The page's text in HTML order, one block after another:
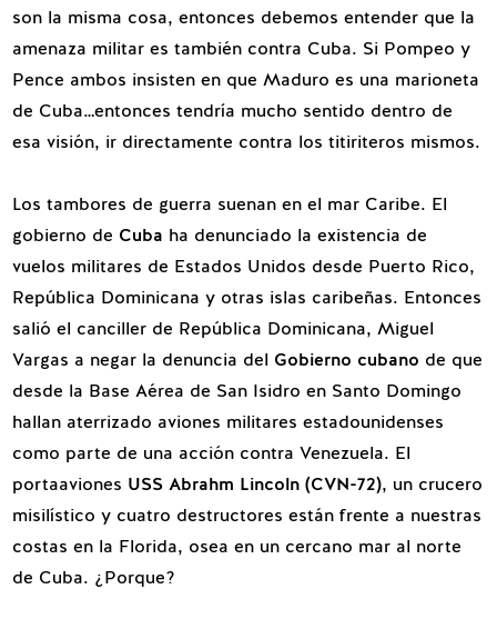
son la misma cosa, entonces debemos entender que la
amenaza militar es también contra Cuba. Si Pompeo y
Pence ambos insisten en que Maduro es una marioneta
de Cuba…entonces tendría mucho sentido dentro de
esa visión, ir directamente contra los titiriteros mismos.
Los tambores de guerra suenan en el mar Caribe. El
gobierno de Cuba ha denunciado la existencia de
vuelos militares de Estados Unidos desde Puerto Rico,
República Dominicana y otras islas caribeñas. Entonces
salió el canciller de República Dominicana, Miguel
Vargas a negar la denuncia del Gobierno cubano de que
desde la Base Aérea de San Isidroen Santo Domingo
hallan aterrizado aviones militares estadounidenses
como parte de una acción contra Venezuela. El
portaaviones USS Abrahm Lincoln (CVN-72), un crucero
misilístico y cuatro destructores están frente a nuestras
costas en la Florida, osea en un cercano mar al norte
de Cuba. ¿Porque?